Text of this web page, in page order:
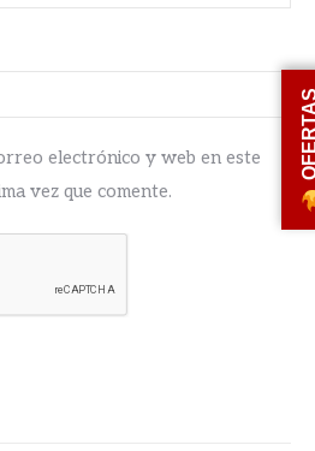
electrónico y web en este
vez que comente.